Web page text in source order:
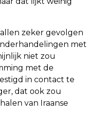
zeker gevolgen
met
niet zou
met de
in contact te
dat ook zou
van Iraanse